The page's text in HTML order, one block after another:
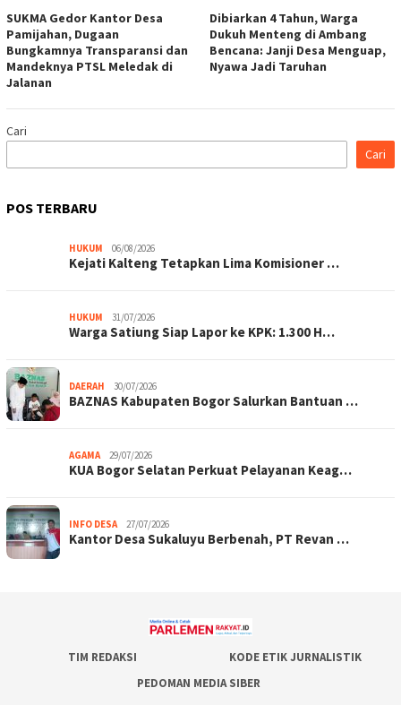
SUKMA Gedor Kantor Desa
Pamijahan, Dugaan
Bungkamnya Transparansi dan
Mandeknya PTSL Meledak di
Jalanan
Dibiarkan 4 Tahun, Warga
Dukuh Menteng di Ambang
Bencana: Janji Desa Menguap,
Nyawa Jadi Taruhan
Cari
Cari
POS TERBARU
HUKUM 06/08/2026
Kejati Kalteng Tetapkan Lima Komisioner …
HUKUM 31/07/2026
Warga Satiung Siap Lapor ke KPK: 1.300 H…
DAERAH 30/07/2026
BAZNAS Kabupaten Bogor Salurkan Bantuan …
AGAMA 29/07/2026
KUA Bogor Selatan Perkuat Pelayanan Keag…
INFO DESA 27/07/2026
Kantor Desa Sukaluyu Berbenah, PT Revan …
TIM REDAKSI
KODE ETIK JURNALISTIK
PEDOMAN MEDIA SIBER